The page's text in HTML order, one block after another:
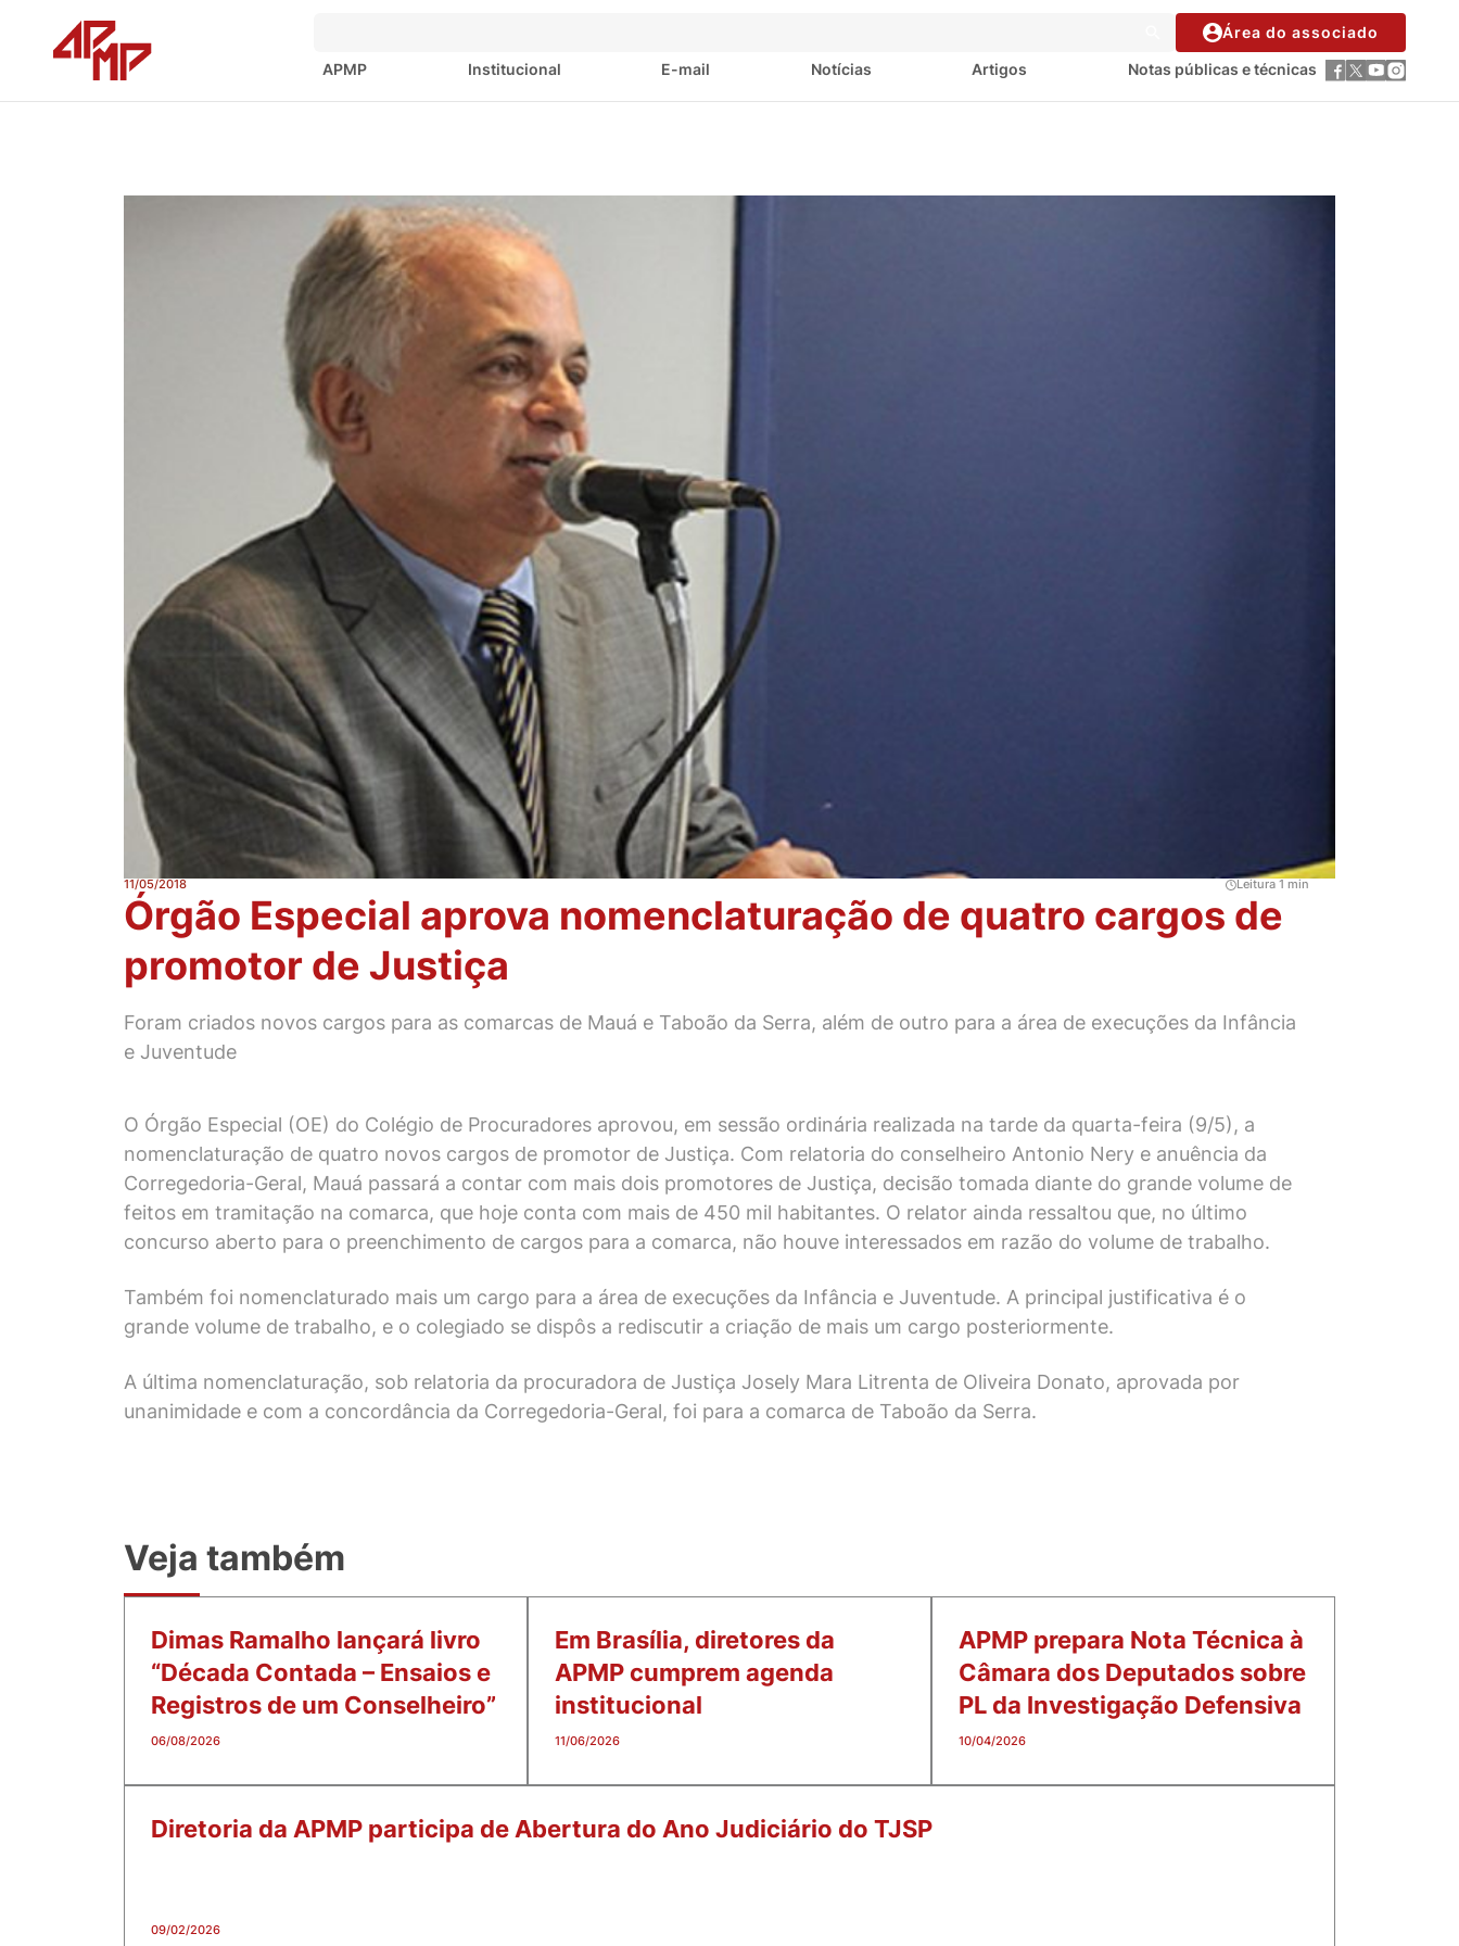
Área do associado
APMP
Institucional E-mail Notícias Artigos Notas públicas e técnicas
11/05/2018 Leitura 1 min
Órgão Especial aprova nomenclaturação de quatro cargos de
promotor de Justiça
Foram criados novos cargos para as comarcas de Mauá e Taboão da Serra, além de outro para a área de execuções da Infância
e Juventude
O Órgão Especial (OE) do Colégio de Procuradores aprovou, em sessão ordinária realizada na tarde da quarta-feira (9/5), a
nomenclaturação de quatro novos cargos de promotor de Justiça. Com relatoria do conselheiro Antonio Nery e anuência da
Corregedoria-Geral, Mauá passará a contar com mais dois promotores de Justiça, decisão tomada diante do grande volume de
feitos em tramitação na comarca, que hoje conta com mais de 450 mil habitantes. O relator ainda ressaltou que, no último
concurso aberto para o preenchimento de cargos para a comarca, não houve interessados em razão do volume de trabalho.
Também foi nomenclaturado mais um cargo para a área de execuções da Infância e Juventude. A principal justificativa é o
grande volume de trabalho, e o colegiado se dispôs a rediscutir a criação de mais um cargo posteriormente.
A última nomenclaturação, sob relatoria da procuradora de Justiça Josely Mara Litrenta de Oliveira Donato, aprovada por
unanimidade e com a concordância da Corregedoria-Geral, foi para a comarca de Taboão da Serra.
Veja também
Dimas Ramalho lançará livro
“Década Contada – Ensaios e
Registros de um Conselheiro”
06/08/2026
Em Brasília, diretores da
APMP cumprem agenda
institucional
11/06/2026
APMP prepara Nota Técnica à
Câmara dos Deputados sobre
PL da Investigação Defensiva
10/04/2026
Diretoria da APMP participa de Abertura do Ano Judiciário do TJSP
09/02/2026